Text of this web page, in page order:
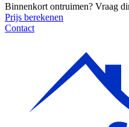
Binnenkort ontruimen? Vraag
Prijs berekenen
Contact